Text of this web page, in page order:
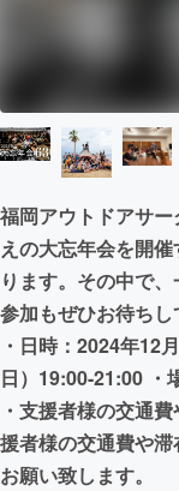
まちづ
福岡アウトドアサ
えの大忘年会を開
ります。その中で
参加もぜひお待ちし
・日時：2024年12
日）19:00-21:00 ・
・支援者様の交通
援者様の交通費や
お願い致します。